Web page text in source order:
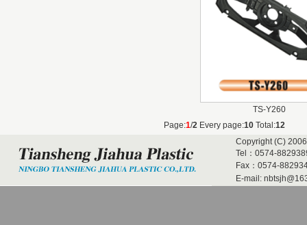
TS-Y260
Page:1/2Every page:10Total:12
Copyright (C)
Tel：0574-
Fax：0574-
E-mail: